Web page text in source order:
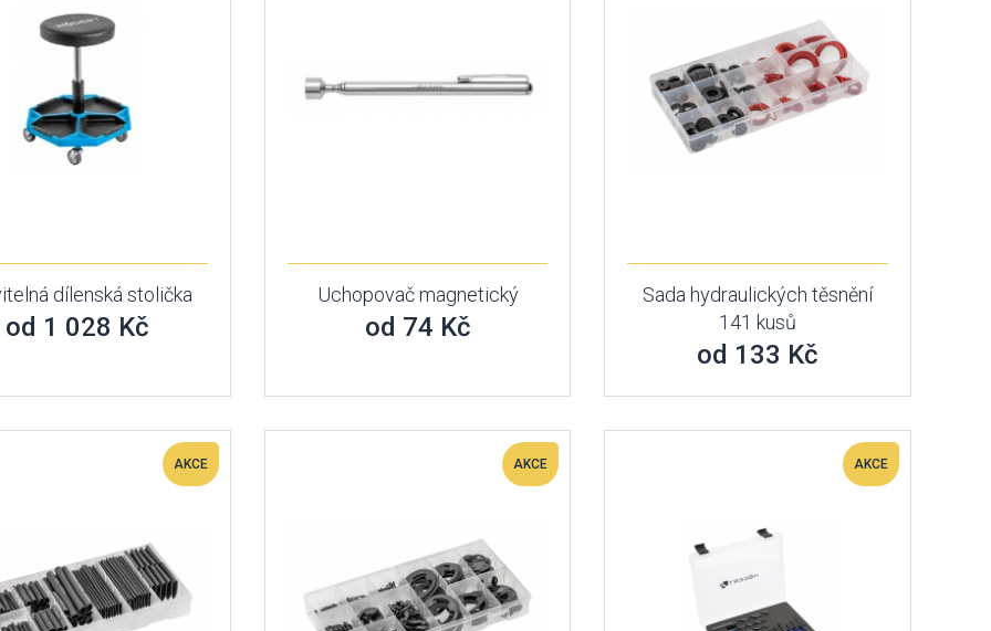
dílenská stolička
od 1 028 Kč
Uchopovač magnetický
od 74 Kč
Sada hydraulických těsnění
141 kusů
od 133 Kč
AKCE AKCE AKCE